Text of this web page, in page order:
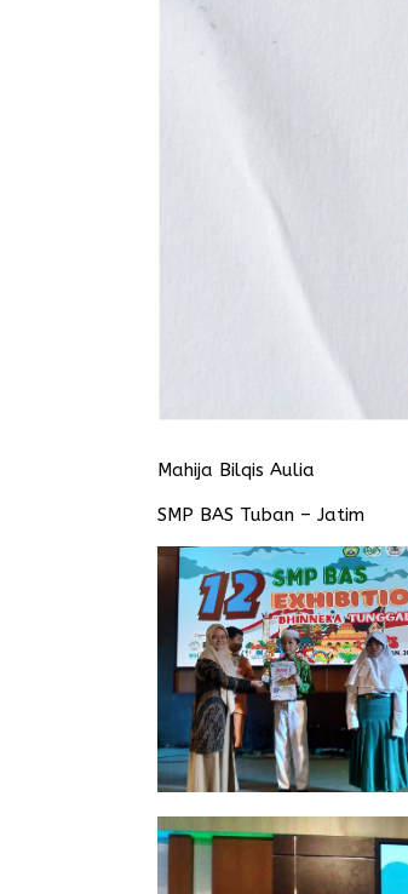
Mahija Bilqis Aulia
SMP BAS Tuban – Jatim